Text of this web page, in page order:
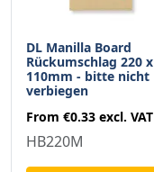
DL Manilla Board
Rückumschlag 220 x
110mm - bitte nicht
verbiegen
From €0.33 excl. VAT
HB220M